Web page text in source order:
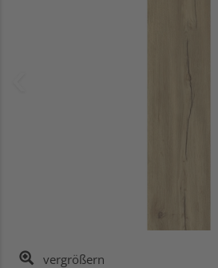
vergrößern